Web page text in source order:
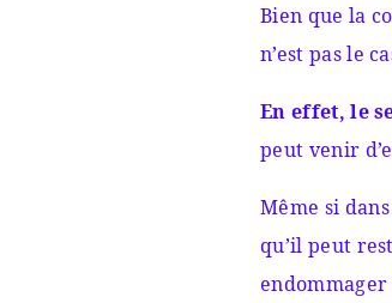
Bien que la
n’est pas le
En effet, le
peut venir
Même si
qu’il peut
endommager